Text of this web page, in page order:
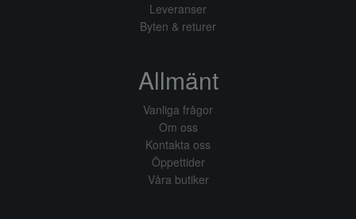
Leveranser
Byten & returer
Allmänt
Vanliga frågor
Om oss
Kontakta oss
Öppettider
Våra butiker